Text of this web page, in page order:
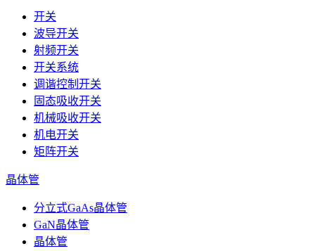
开关
波导开关
射频开关
开关系统
调谐控制开关
固态吸收开关
机械吸收开关
机电开关
矩阵开关
晶体管
分立式GaAs晶体管
GaN晶体管
晶体管